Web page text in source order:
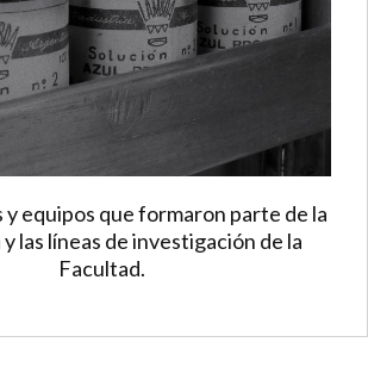
equipos que formaron parte de la
las líneas de investigación de la
Facultad.